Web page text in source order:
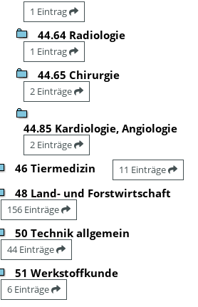
1 Eintrag
44.64 Radiologie
1 Eintrag
44.65 Chirurgie
2 Einträge
44.85 Kardiologie, Angiologie
2 Einträge
46 Tiermedizin 11 Einträge
48 Land- und Forstwirtschaft
156 Einträge
50 Technik allgemein
44 Einträge
51 Werkstoffkunde
6 Einträge